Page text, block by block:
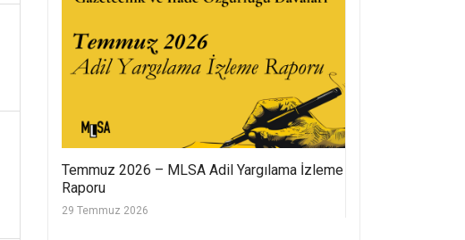
Temmuz 2026 – MLSA Adil Yargılama İzleme
Raporu
29 Temmuz 2026